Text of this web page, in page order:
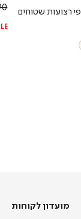
₪
מועדון לקוחות